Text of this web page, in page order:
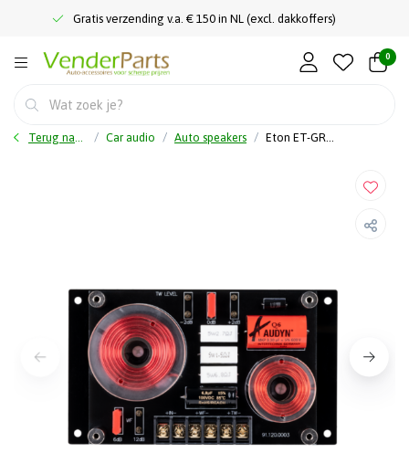
Gratis verzending v.a. € 150 in NL (excl. dakkoffers)
0
Terug naar home Car audio Auto speakers Eton ET-GRAPHITX2 - GRAPHIT - 2-Weg - Crossover - Passieve aansluiting Eton Graphit 16 en Eton Graphit 28